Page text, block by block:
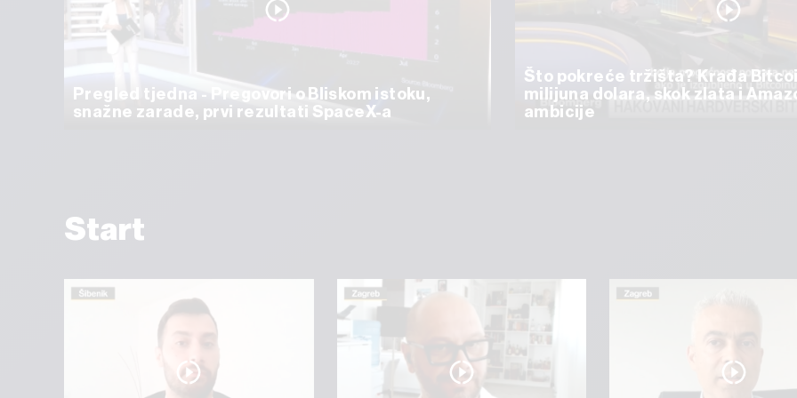
Pregled tjedna - Pregovori o Bliskom istoku,
snažne zarade, prvi rezultati SpaceX-a
Što pokreće tržišta? Krađa
milijuna dolara, skok zlata i
ambicije
Start